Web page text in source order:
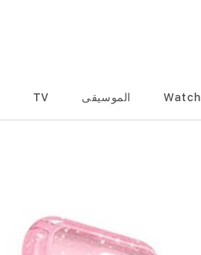
Watch الموسيقى TV